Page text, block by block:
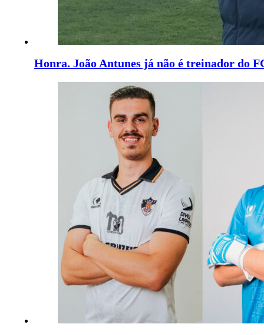
Honra. João Antunes já não é treinador do